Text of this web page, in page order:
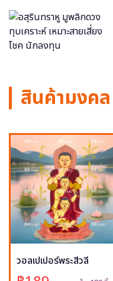
สินค้ามงคล
วอลเปเปอร์พระสีวลี